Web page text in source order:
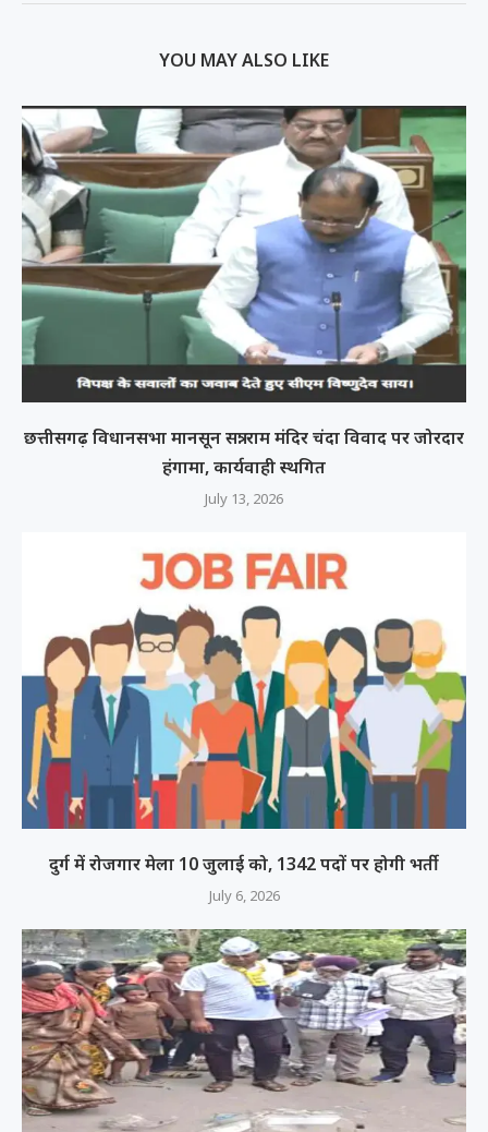
YOU MAY ALSO LIKE
छत्तीसगढ़ विधानसभा मानसून सत्र: राम मंदिर चंदा विवाद पर जोरदार
हंगामा, कार्यवाही स्थगित
July 13, 2026
दुर्ग में रोजगार मेला 10 जुलाई को, 1342 पदों पर होगी भर्ती
July 6, 2026